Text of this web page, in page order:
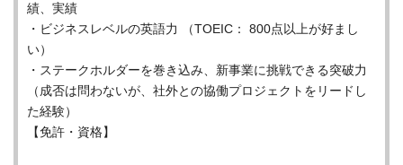
績、実績
・ビジネスレベルの英語力 （TOEIC： 800点以上が好まし
い）
・ステークホルダーを巻き込み、新事業に挑戦できる突破力
（成否は問わないが、社外との協働プロジェクトをリードし
た経験）
【免許・資格】